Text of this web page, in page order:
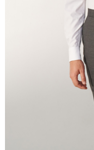
４．使用「AFTEE先享後付
時審查核予不同之上限額度；
請求用戶進行身份認證。
５．嚴禁一人註冊多個帳號或
恩沛科技股份有限公司將有權